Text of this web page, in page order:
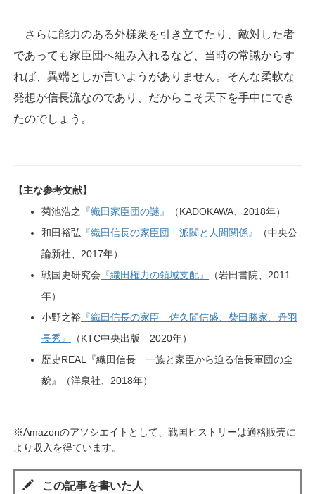
さらに能力のある外様衆を引き立てたり、敵対した者
であっても家臣団へ組み入れるなど、当時の常識からす
れば、異端としか言いようがありません。そんな柔軟な
発想が信長流なのであり、だからこそ天下を手中にでき
たのでしょう。
【主な参考文献】
菊池浩之
『織田家臣団の謎』
（KADOKAWA、2018年）
和田裕弘 『織田信長の家臣団 派閥と人間関係』
（中央公
論新社、2017年）
戦国史研究会 『織田権力の領域支配』
（岩田書院、2011
年）
小野之裕 『織田信長の家臣 佐久間信盛、柴田勝家、丹羽
長秀』
（KTC中央出版 2020年）
歴史REAL『織田信長 一族と家臣から迫る信長軍団の全
貌』（洋泉社、2018年）
※Amazonのアソシエイトとして、戦国ヒストリーは適格販売に
より収入を得ています。
この記事を書いた人